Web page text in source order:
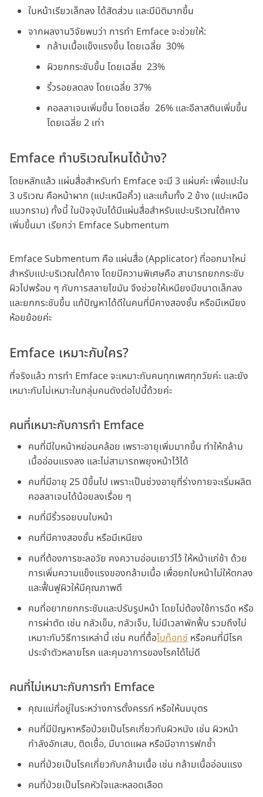
ใบหน้าเรียวเล็กลง ได้สัดส่วน และมีมิติมากขึ้น
จากผลงานวิจัยพบว่า การทำ Emface จะช่วยให้:
กล้ามเนื้อแข็งแรงขึ้น โดยเฉลี่ย 30%
ผิวยกกระชับขึ้น โดยเฉลี่ย 23%
ริ้วรอยลดลง โดยเฉลี่ย 37%
คอลลาเจนเพิ่มขึ้น โดยเฉลี่ย 26% และอีลาสตินเพิ่มขึ้น
โดยเฉลี่ย 2 เท่า
Emface ทำบริเวณไหนได้บ้าง?
โดยหลักแล้ว แผ่นสื่อสำหรับทำ Emface จะมี 3 แผ่นค่ะ เพื่อแปะใน
3 บริเวณ คือหน้าผาก (แปะเหนือคิ้ว) และแก้มทั้ง 2 ข้าง (แปะเหนือ
แนวกราม) ทั้งนี้ ในปัจจุบันได้มีแผ่นสื่อสำหรับแปะบริเวณใต้คาง
เพิ่มขึ้นมา เรียกว่า Emface Submentum
Emface Submentum คือ แผ่นสื่อ (Applicator) ที่ออกมาใหม่
สำหรับแปะบริเวณใต้คาง โดยมีความพิเศษคือ สามารถยกกระชับ
ผิวไปพร้อม ๆ กับการสลายไขมัน จึงช่วยให้เหนียงมีขนาดเล็กลง
และยกกระชับขึ้น แก้ปัญหาได้ดีในคนที่มีคางสองชั้น หรือมีเหนียง
ห้อยย้อยค่ะ
Emface เหมาะกับใคร?
ที่จริงแล้ว การทำ Emface จะเหมาะกับคนทุกเพศทุกวัยค่ะ และยัง
เหมาะกับไม่เหมาะในกลุ่มคนดังต่อไปนี้ด้วยค่ะ
คนที่เหมาะกับการทำ Emface
คนที่มีใบหน้าหย่อนคล้อย เพราะอายุเพิ่มมากขึ้น ทำให้กล้าม
เนื้ออ่อนแรงลง และไม่สามารถพยุงหน้าไว้ได้
คนที่มีอายุ 25 ปีขึ้นไป เพราะเป็นช่วงอายุที่ร่างกายจะเริ่มผลิต
คอลลาเจนได้น้อยลงเรื่อย ๆ
คนที่มีริ้วรอยบนใบหน้า
คนที่มีคางสองชั้น หรือมีเหนียง
คนที่ต้องการชะลอวัย คงความอ่อนเยาว์ไว้ ให้หน้าแก่ช้า ด้วย
การเพิ่มความแข็งแรงของกล้ามเนื้อ เพื่อยกใบหน้าไม่ให้ตกลง
และฟื้นฟูผิวให้มีคุณภาพดี
คนที่อยากยกกระชับและปรับรูปหน้า โดยไม่ต้องใช้การฉีด หรือ
การผ่าตัด เช่น กลัวเข็ม, กลัวเจ็บ, ไม่มีเวลาพักฟื้น รวมถึงไม่
เหมาะกับวิธีการเหล่านี้ เช่น คนที่ดื้อโบท็อกซ์ หรือคนที่มีโรค
ประจำตัวหลายโรค และคุมอาการของโรคได้ไม่ดี
คนที่ไม่เหมาะกับการทำ Emface
คุณแม่ที่อยู่ในระหว่างการตั้งครรภ์ หรือให้นมบุตร
คนที่มีปัญหาหรือป่วยเป็นโรคเกี่ยวกับผิวหนัง เช่น ผิวหน้า
กำลังอักเสบ, ติดเชื้อ, มีบาดแผล หรือมีอาการฟกช้ำ
คนที่ป่วยเป็นโรคเกี่ยวกับกล้ามเนื้อ เช่น กล้ามเนื้ออ่อนแรง
คนที่ป่วยเป็นโรคหัวใจและหลอดเลือด